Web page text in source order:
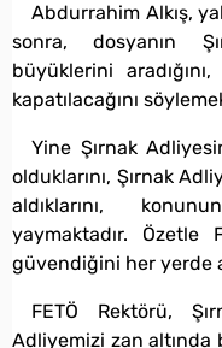
Abdurrahim Alkış,
sonra, dosyanın
büyüklerini
kapatılacağını
Yine Şırnak
olduklarını, Şırnak
aldıklarını,
yaymaktadır. Özetle
güvendiğini her yerde
FETÖ Rektörü,
Adliyemizi zan altında